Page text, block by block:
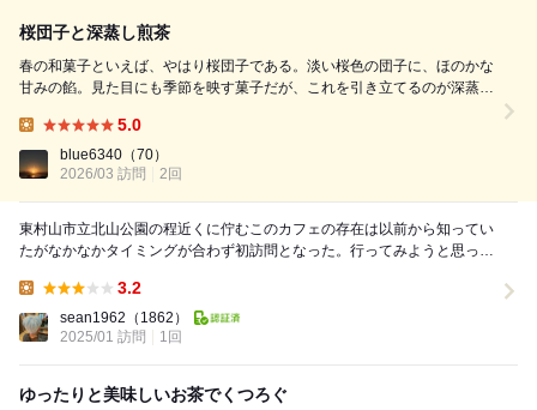
桜団子と深蒸し煎茶
春の和菓子といえば、やはり桜団子である。淡い桜色の団子に、ほのかな
甘みの餡。見た目にも季節を映す菓子だが、これを引き立てるのが深蒸し
整えられた一杯は、深蒸しならではの濃い緑としっかりした旨味が立つ。
蒸し時間を長く取った茶葉は細か...
5.0
blue6340 （70）
2026/03 訪問
2回
東村山市立北山公園の程近くに佇むこのカフェの存在は以前から知ってい
たがなかなかタイミングが合わず初訪問となった。行ってみようと思った
3.2
sean1962 （1862）
2025/01 訪問
1回
ゆったりと美味しいお茶でくつろぐ